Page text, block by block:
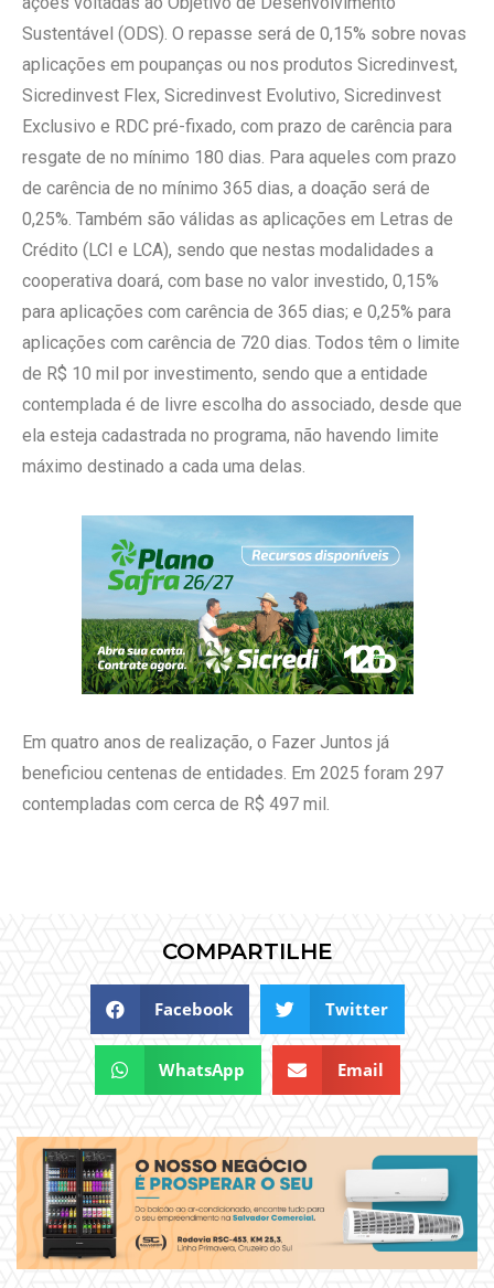
Sustentável (ODS). O repasse será de 0,15% sobre novas
aplicações em poupanças ou nos produtos Sicredinvest,
Sicredinvest Flex, Sicredinvest Evolutivo, Sicredinvest
Exclusivo e RDC pré-fixado, com prazo de carência para
resgate de no mínimo 180 dias. Para aqueles com prazo
de carência de no mínimo 365 dias, a doação será de
0,25%. Também são válidas as aplicações em Letras de
Crédito (LCI e LCA), sendo que nestas modalidades a
cooperativa doará, com base no valor investido, 0,15%
para aplicações com carência de 365 dias; e 0,25% para
aplicações com carência de 720 dias. Todos têm o limite
de R$ 10 mil por investimento, sendo que a entidade
contemplada é de livre escolha do associado, desde que
ela esteja cadastrada no programa, não havendo limite
máximo destinado a cada uma delas.
Em quatro anos de realização, o Fazer Juntos já
beneficiou centenas de entidades. Em 2025 foram 297
contempladas com cerca de R$ 497 mil.
COMPARTILHE
Facebook Twitter
WhatsApp Email